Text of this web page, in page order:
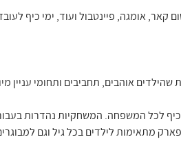
קאר, אומגה, פיינטבול ועוד, ימי כיף
אוהבים, תחביבים ותחומי עניין
לכל המשפחה. המשחקיות נהדרות
מתאימות לילדים בכל גיל וגם